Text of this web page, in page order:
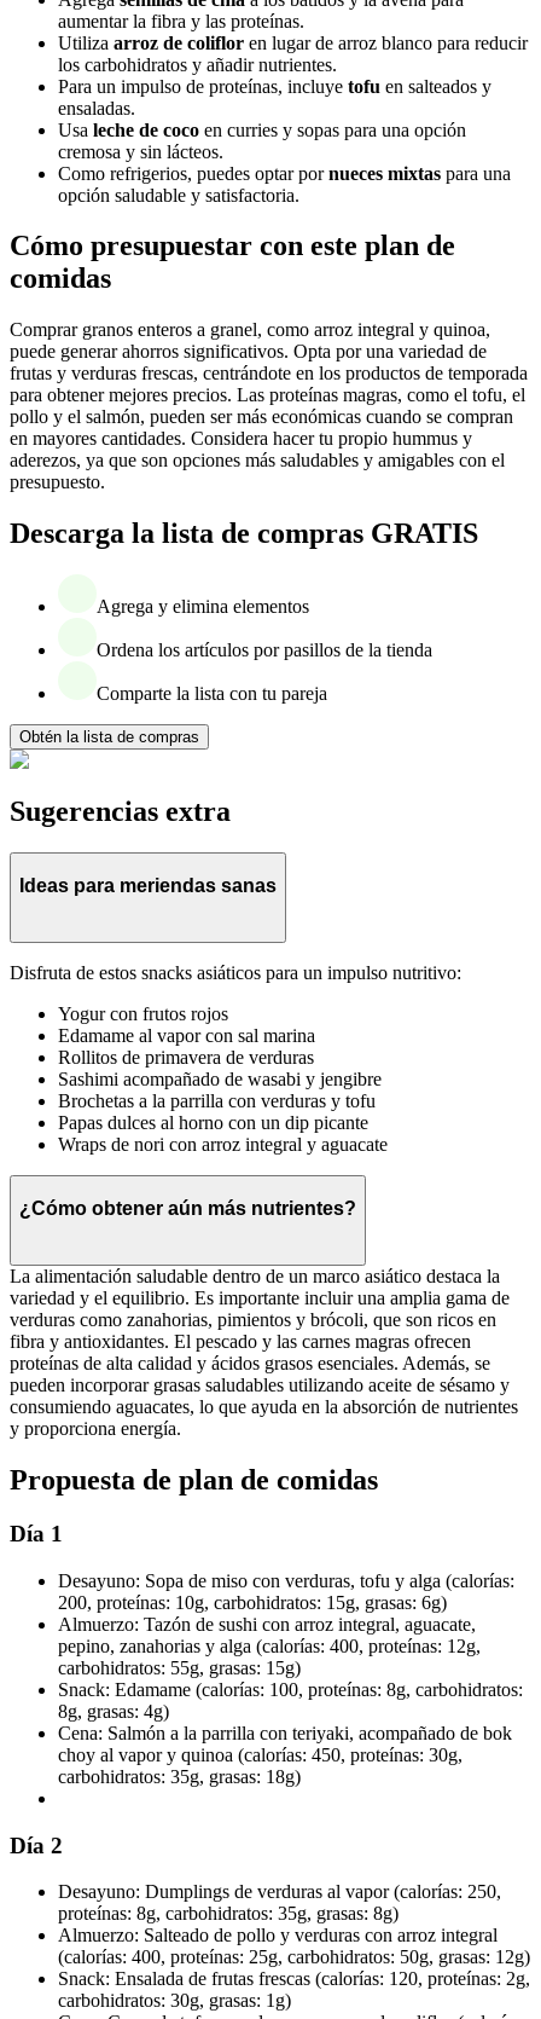
aumentar la fibra y las proteínas.
Utiliza arroz de coliflor en lugar de arroz blanco para reducir
los carbohidratos y añadir nutrientes.
Para un impulso de proteínas, incluye tofu en salteados y
ensaladas.
Usa leche de coco en curries y sopas para una opción
cremosa y sin lácteos.
Como refrigerios, puedes optar pornueces mixtas para una
opción saludable y satisfactoria.
Cómo presupuestar con este plan de
comidas
Comprar granos enteros a granel, como arroz integral y quinoa,
puede generar ahorros significativos. Opta por una variedad de
frutas y verduras frescas, centrándote en los productos de temporada
para obtener mejores precios. Las proteínas magras, como el tofu, el
pollo y el salmón, pueden ser más económicas cuando se compran
en mayores cantidades. Considera hacer tu propio hummus y
aderezos, ya que son opciones más saludables y amigables con el
presupuesto.
Descarga la lista de compras GRATIS
Agrega y elimina elementos
Ordena los artículos por pasillos de la tienda
Comparte la lista con tu pareja
Obtén la lista de compras
Sugerencias extra
Ideas para meriendas sanas
Disfruta de estos snacks asiáticos para un impulso nutritivo:
Yogur con frutos rojos
Edamame al vapor con sal marina
Rollitos de primavera de verduras
Sashimi acompañado de wasabi y jengibre
Brochetas a la parrilla con verduras y tofu
Papas dulces al horno con un dip picante
Wraps de nori con arroz integral y aguacate
¿Cómo obtener aún más nutrientes?
La alimentación saludable dentro de un marco asiático destaca la
variedad y el equilibrio. Es importante incluir una amplia gama de
verduras como zanahorias, pimientos y brócoli, que son ricos en
fibra y antioxidantes. El pescado y las carnes magras ofrecen
proteínas de alta calidad y ácidos grasos esenciales. Además, se
pueden incorporar grasas saludables utilizando aceite de sésamo y
consumiendo aguacates, lo que ayuda en la absorción de nutrientes
y proporciona energía.
Propuesta de plan de comidas
Día 1
Desayuno: Sopa de miso con verduras, tofu y alga (calorías:
200, proteínas: 10g, carbohidratos: 15g, grasas: 6g)
Almuerzo: Tazón de sushi con arroz integral, aguacate,
pepino, zanahorias y alga (calorías: 400, proteínas: 12g,
carbohidratos: 55g, grasas: 15g)
Snack: Edamame (calorías: 100, proteínas: 8g, carbohidratos:
8g, grasas: 4g)
Cena: Salmón a la parrilla con teriyaki, acompañado de bok
choy al vapor y quinoa (calorías: 450, proteínas: 30g,
carbohidratos: 35g, grasas: 18g)
Día 2
Desayuno: Dumplings de verduras al vapor (calorías: 250,
proteínas: 8g, carbohidratos: 35g, grasas: 8g)
Almuerzo: Salteado de pollo y verduras con arroz integral
(calorías: 400, proteínas: 25g, carbohidratos: 50g, grasas: 12g)
Snack: Ensalada de frutas frescas (calorías: 120, proteínas: 2g,
carbohidratos: 30g, grasas: 1g)